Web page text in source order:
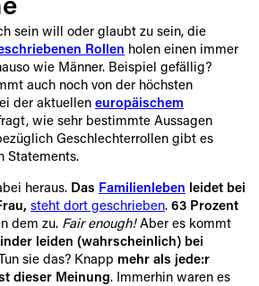
sein will oder glaubt zu sein, die
Rollen holen einen immer
wie Männer. Beispiel gefällig?
auch noch von der höchsten
der aktuellen europäischem
wie sehr bestimmte Aussagen
Geschlechterrollen gibt es
Statements.
heraus. Das Familienleben leidet bei
steht dort geschrieben. 63 Prozent
dem zu. Fair enough!Aber es kommt
leiden (wahrscheinlich) bei
sie das? Knapp mehr als jede:r
dieser Meinung. Immerhin waren es